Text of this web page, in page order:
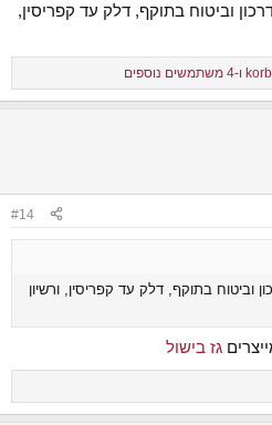
וביטוח בתוקף, דלק עד קפריסין,
ו-4 משתמשים נוספים
#14
וביטוח בתוקף, דלק עד קפריסין, ורשיון
גז בישול